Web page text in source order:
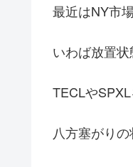
最近はNY市
いわば放置
TECLや
八方塞がり